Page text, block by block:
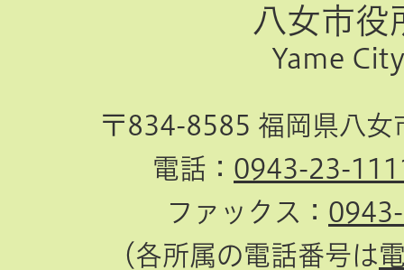
八女市役
Yame City
〒834-8585 福岡県八女
電話： 0943-23-
ファックス：
（各所属の電話番号は